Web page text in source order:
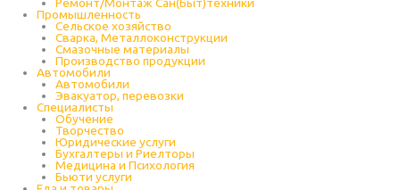
Ремонт/Монтаж Сан(Быт)техники
Промышленность
Cельское хозяйство
Сварка, Металлоконструкции
Cмазочные материалы
Производство продукции
Автомобили
Автомобили
Эвакуатор, перевозки
Специалисты
Обучение
Творчество
Юридические услуги
Бухгалтеры и Риелторы
Медицина и Психология
Бьюти услуги